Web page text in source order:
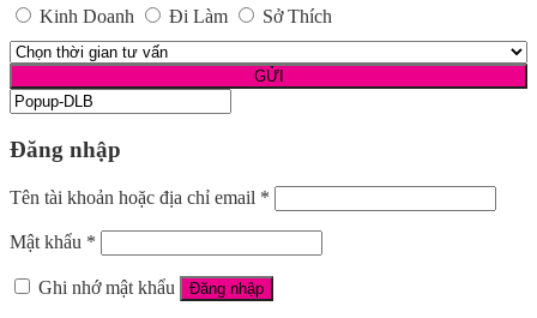
Kinh Doanh Đi Làm Sở Thích
Đăng nhập
Tên tài khoản hoặc địa chỉ email *
Mật khẩu *
Ghi nhớ mật khẩu Đăng nhập